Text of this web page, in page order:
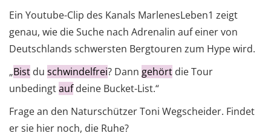
Ein Youtube-Clip des Kanals MarlenesLeben1 zeigt
genau, wie die Suche nach Adrenalin auf einer von
Deutschlands schwersten Bergtouren zum Hype wird.
„Bist du schwindelfrei? Dann gehört die Tour
unbedingtaufdeine Bucket-List.“
Frage an den Naturschützer Toni Wegscheider. Findet
er sie hier noch, die Ruhe?